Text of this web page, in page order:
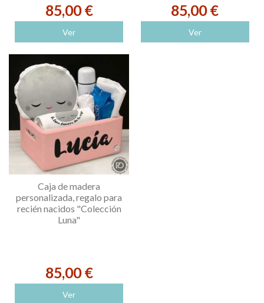
85,00 €
Ver
85,00 €
Ver
Caja de madera
personalizada, regalo para
recién nacidos "Colección
Luna"
85,00 €
Ver